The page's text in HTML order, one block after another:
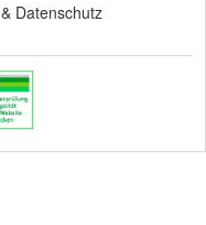
& Datenschutz